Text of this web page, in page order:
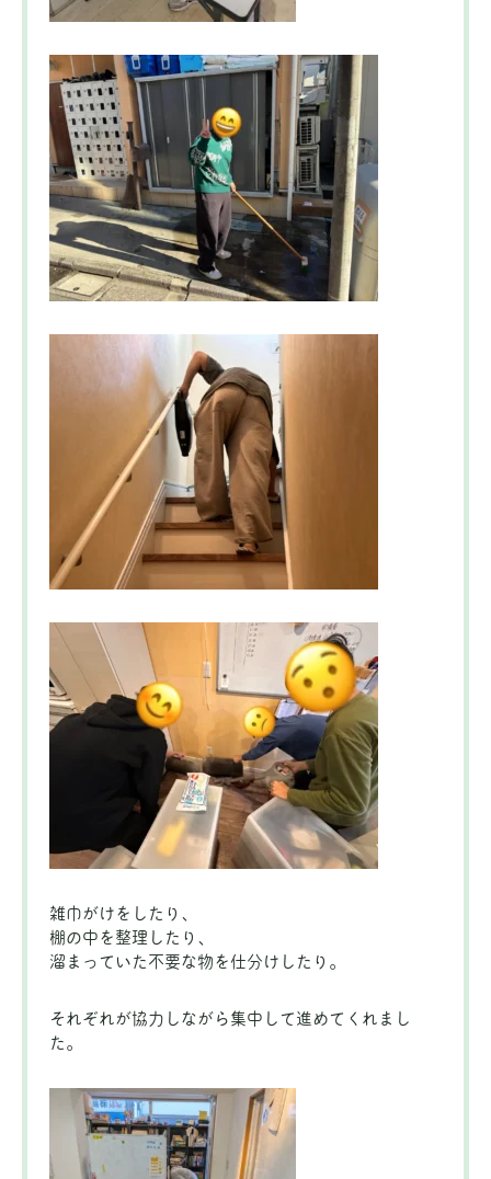
雑巾がけをしたり、
棚の中を整理したり、
溜まっていた不要な物を仕分けしたり。
それぞれが協力しながら集中して進めてくれまし
た。